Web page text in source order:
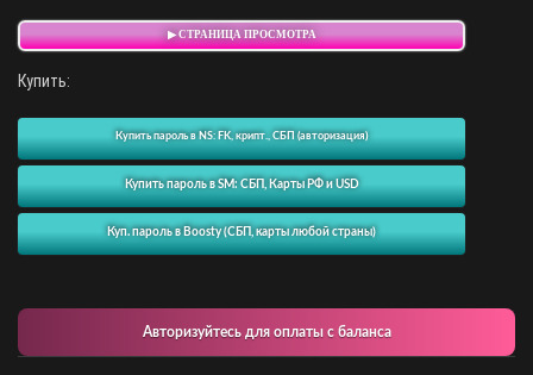
▶ СТРАНИЦА ПРОСМОТРА
Купить:
Купить пароль в NS: FK, крипт., СБП (авторизация)
Купить пароль в SM: СБП, Карты РФ и USD
Куп. пароль в Boosty (СБП, карты любой страны)
Авторизуйтесь для оплаты с баланса